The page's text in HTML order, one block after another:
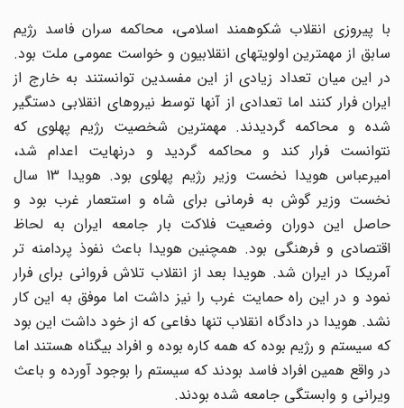
با پیروزی انقلاب شکوهمند اسلامی، محاکمه سران فاسد رژیم
سابق از مهمترین اولویت­های انقلابیون و خواست عمومی ملت بود.
در این میان تعداد زیادی از این مفسدین توانستند به خارج از
ایران فرار کنند اما تعدادی از آنها توسط نیروهای انقلابی دستگیر
شده و محاکمه گردیدند. مهمترین شخصیت رژیم پهلوی که
نتوانست فرار کند و محاکمه گردید و درنهایت اعدام شد،
امیرعباس هویدا نخست وزیر رژیم پهلوی بود. هویدا 13 سال
نخست وزیر گوش به فرمانی برای شاه و استعمار غرب بود و
حاصل این دوران وضعیت فلاکت بار جامعه ایران به لحاظ
اقتصادی و فرهنگی بود. همچنین هویدا باعث نفوذ پردامنه ­تر
آمریکا در ایران شد. هویدا بعد از انقلاب تلاش فروانی برای فرار
نمود و در این راه حمایت غرب را نیز داشت اما موفق به این کار
نشد. هویدا در دادگاه انقلاب تنها دفاعی که از خود داشت این بود
که سیستم و رژیم بوده که همه کاره بوده و افراد بی­گناه هستند اما
در واقع همین افراد فاسد بودند که سیستم را بوجود آورده و باعث
ویرانی و وابستگی جامعه شده بودند.